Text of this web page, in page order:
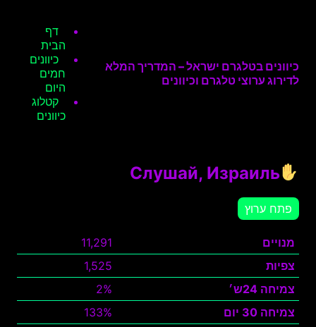
כיוונים בטלגרם ישראל – המדריך המלא
לדירוג ערוצי טלגרם וכיוונים
דף
הבית
כיוונים
חמים
היום
קטלוג
כיוונים
Cлушай, Израиль
פתח ערוץ
מנויים
11,291
צפיות
1,525
צמיחה 24ש׳
2%
צמיחה 30 יום
133%